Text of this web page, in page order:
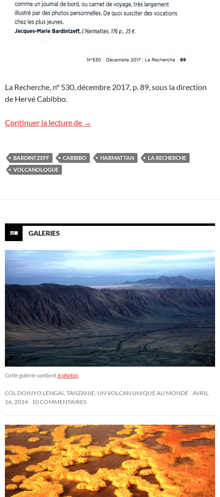
La Recherche, n° 530, décembre 2017, p. 89, sous la direction
de Hervé Cabibbo.
Continuer la lecture de « La Recherche » analyse « Volcanologue
→
BARDINTZEFF CABIBBO HARMATTAN
LA RECHERCHE
VOLCANOLOGUE
GALERIES
Cette galerie contient6 photos
L’OL DOINYO LENGAI, TANZANIE, UN VOLCAN UNIQUE AU MONDE AVRIL
16, 2014 10 COMMENTAIRES